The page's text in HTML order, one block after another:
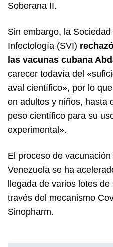
Soberana II.
Sin embargo, la
Infectología (SVI)
las vacunas cubana
carecer todavía del
aval científico», por lo
en adultos y niños, hasta
peso científico para su
experimental».
El proceso de
Venezuela se ha
llegada de varios lotes
través del mecanismo
Sinopharm.